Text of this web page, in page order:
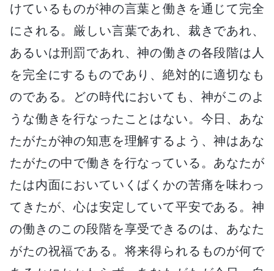
けているものが神の言葉と働きを通じて完全
にされる。厳しい言葉であれ、裁きであれ、
あるいは刑罰であれ、神の働きの各段階は人
を完全にするものであり、絶対的に適切なも
のである。どの時代においても、神がこのよ
うな働きを行なったことはない。今日、あな
たがたが神の知恵を理解するよう、神はあな
たがたの中で働きを行なっている。あなたが
たは内面においていくばくかの苦痛を味わっ
てきたが、心は安定していて平安である。神
の働きのこの段階を享受できるのは、あなた
がたの祝福である。将来得られるものが何で